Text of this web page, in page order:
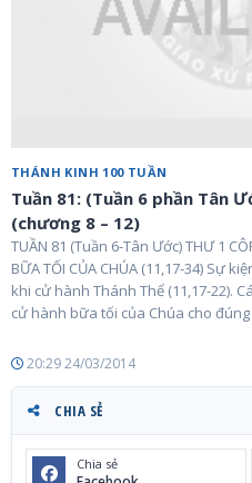
THÁNH KINH 100 TUẦN
Tuần 81: (Tuần 6 phần Tân
(chương 8 – 12)
TUẦN 81 (Tuần 6-Tân Ước) THƯ 1
BỮA TỐI CỦA CHÚA (11,17-34) Sự
khi cử hành Thánh Thể (11,17-22).
cử hành bữa tối của Chúa cho
20:29 24/03/2014
CHIA SẺ
Chia sẻ